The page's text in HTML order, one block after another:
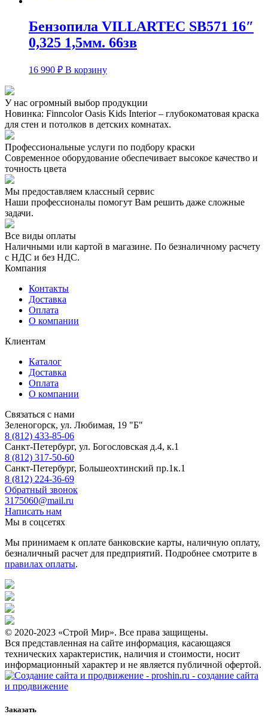
Бензопила VILLARTEC SB571 16″
0,325 1,5мм. 66зв
16 990 ₽ В корзину
У нас огромный выбор продукции
Новинка: Finncolor Oasis Kids Interior – глубокоматовая краска
для стен и потолков в детских комнатах.
Профессиональные услуги по подбору краски
Современное оборудование обеспечивает высокое качество и
точность цвета
Мы предоставляем классный сервис
Наши профессионалы помогут Вам решить даже сложные
задачи.
Все виды оплаты
Наличными или картой в магазине. По безналичному расчету
с НДС и без НДС.
Компания
Контакты
Доставка
Оплата
О компании
Клиентам
Каталог
Доставка
Оплата
О компании
Связаться с нами
Зеленогорск, ул. Любимая, 19 "Б"
8 (812) 433-85-06
Санкт-Петербург, ул. Богословская д.4, к.1
8 (812) 317-50-60
Санкт-Петербург, Большеохтинский пр.1к.1
8 (812) 224-36-69
Обратный звонок
3175060@mail.ru
Написать нам
Мы в соцсетях
Мы принимаем к оплате банковские карты, наличную оплату,
безналичный расчет для предприятий. Подробнее смотрите в
правилах оплаты.
© 2020-2023 «Строй Мир». Все права защищены.
Вся представленная на сайте информация, касающаяся
технических характеристик, наличия и стоимости, носит
информационный характер и не является публичной офертой.
- создание сайта
и продвижение
Заказать